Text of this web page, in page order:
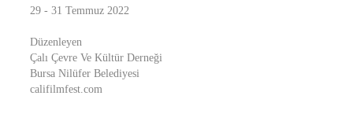
29 - 31 Temmuz 2022
Düzenleyen
Çalı Çevre Ve Kültür Derneği
Bursa Nilüfer Belediyesi
califilmfest.com